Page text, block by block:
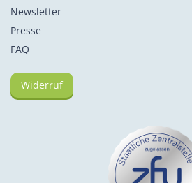
Newsletter
Presse
FAQ
Widerruf